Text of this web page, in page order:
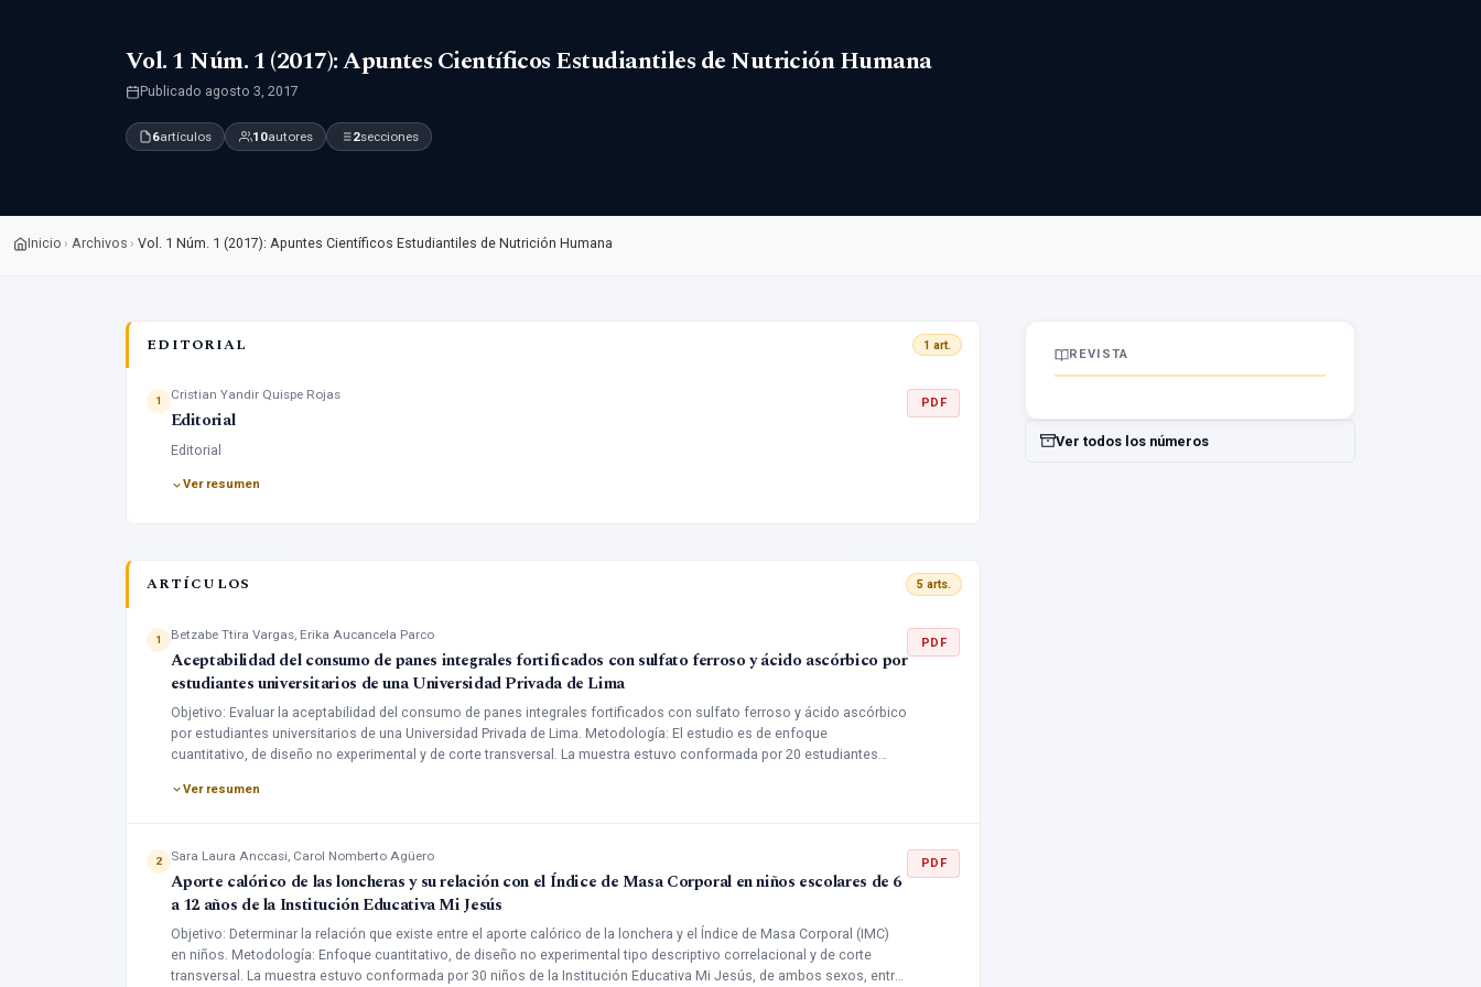
Vol. 1 Núm. 1 (2017): Apuntes Científicos Estudiantiles de Nutrición Humana
Publicado agosto 3, 2017
6artículos 10autores 2secciones
Inicio › Archivos › Vol. 1 Núm. 1 (2017): Apuntes Científicos Estudiantiles de Nutrición Humana
EDITORIAL 1 art.
1 Cristian Yandir Quispe Rojas
Editorial
Editorial
Ver resumen
PDF
ARTÍCULOS 5 arts.
1 Betzabe Ttira Vargas, Erika Aucancela Parco
Aceptabilidad del consumo de panes integrales fortificados con sulfato ferroso y ácido ascórbico por
estudiantes universitarios de una Universidad Privada de Lima
Objetivo: Evaluar la aceptabilidad del consumo de panes integrales fortificados con sulfato ferroso y ácido ascórbico
por estudiantes universitarios de una Universidad Privada de Lima. Metodología: El estudio es de enfoque
cuantitativo, de diseño no experimental y de corte transversal. La muestra estuvo conformada por 20 estudiantes
irritantes, quienes fueron seleccionados para la evaluación sensorial. A los cuales se les dio a degustar pan integral
el pan fortificado en cuanto a sabor, color, olor y textura. Conclusiones: en cuanto a la aceptabilidad del pan integral
fortificado con sulfato ferroso (15mg de hierro) y ácido ascórbico (0.127gr) en cada unidad de pan fue muy favorable
y aceptado por los panelistas, siendo considerado una opción a futuro para la prevención de en el país.
Ver resumen
PDF
2 Sara Laura Anccasi, Carol Nomberto Agüero
Aporte calórico de las loncheras y su relación con el Índice de Masa Corporal en niños escolares de 6
a 12 años de la Institución Educativa Mi Jesús
Objetivo: Determinar la relación que existe entre el aporte calórico de la lonchera y el Índice de Masa Corporal (IMC)
en niños. Metodología: Enfoque cuantitativo, de diseño no experimental tipo descriptivo correlacional y de corte
transversal. La muestra estuvo conformada por 30 niños de la Institución Educativa Mi Jesús, de ambos sexos, entre
PDF
REVISTA
Ver todos los números